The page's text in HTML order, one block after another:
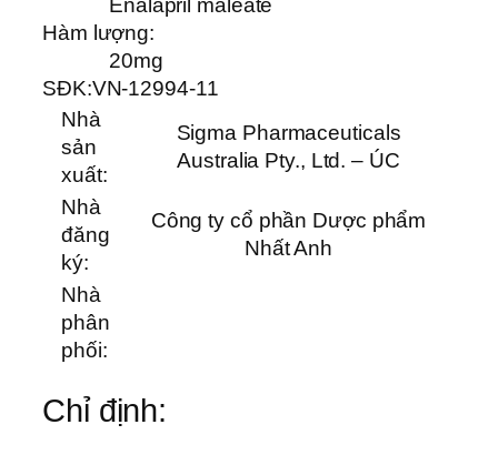
Hàm lượng:
20mg
SĐK:VN-12994-11
Nhà
sản
xuất:
Sigma Pharmaceuticals
Australia Pty., Ltd. – ÚC
Nhà
đăng
ký:
Công ty cổ phần Dược phẩm
Nhất Anh
Nhà
phân
phối:
Chỉ định: